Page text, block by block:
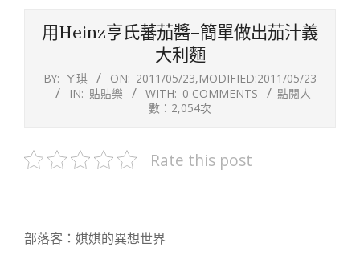
用Heinz亨氏蕃茄醬–簡單做出茄汁義
大利麵
BY: ㄚ琪 ON: 2011/05/23,MODIFIED:2011/05/23
IN: 貼貼樂 WITH: 0 COMMENTS
點閱人
數：2,054次
Rate this post
部落客：娸娸的異想世界